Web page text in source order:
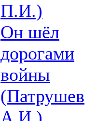
П.И.)
Он шёл
дорогами
войны
(Патрушев